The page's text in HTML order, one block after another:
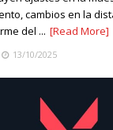
cambios en la
del ... [Read More]
13/10/2025